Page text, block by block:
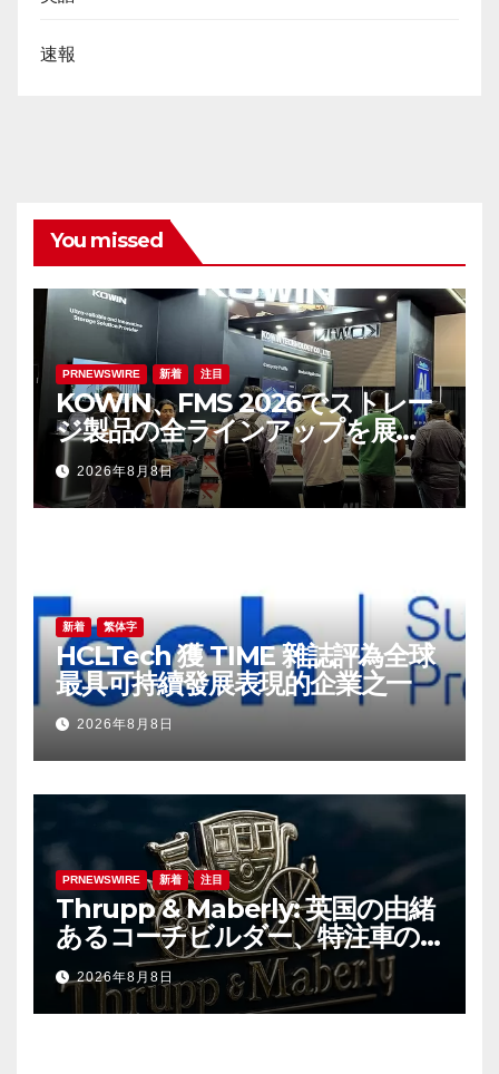
速報
You missed
PRNEWSWIRE 新着 注目
KOWIN、FMS 2026でストレー
ジ製品の全ラインアップを展
示：高性能ストレージ製品がAI分
野の革新を牽引
2026年8月8日
新着 繁体字
HCLTech 獲 TIME 雜誌評為全球
最具可持續發展表現的企業之一
2026年8月8日
PRNEWSWIRE 新着 注目
Thrupp & Maberly: 英国の由緒
あるコーチビルダー、特注車の
新時代へ
2026年8月8日